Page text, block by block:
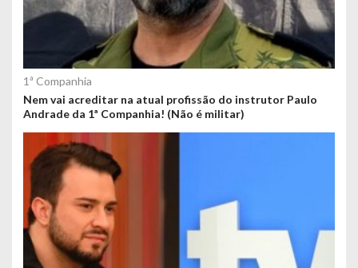
1ª Companhia
Nem vai acreditar na atual profissão do instrutor Paulo
Andrade da 1ª Companhia! (Não é militar)